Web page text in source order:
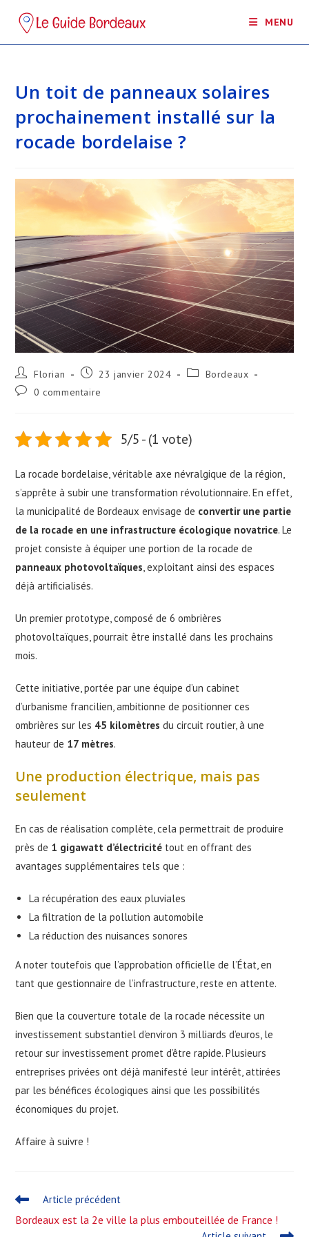
content
MENU
Un toit de panneaux solaires
prochainement installé sur la
rocade bordelaise ?
Auteur/autrice
de
la
Florian
Publication
23 janvier 2024
Post Bordeaux
Commentaires
publication :
0 commentaire
5/5 - (1 vote)
La rocade bordelaise, véritable axe névralgique de la région,
s’apprête à subir une transformation révolutionnaire. En effet,
la municipalité de Bordeaux envisage de convertir une partie
de la rocade en une infrastructure écologique novatrice. Le
projet consiste à équiper une portion de la rocade de
panneaux photovoltaïques, exploitant ainsi des espaces
déjà artificialisés.
Un premier prototype, composé de 6 ombrières
photovoltaïques, pourrait être installé dans les prochains
mois.
Cette initiative, portée par une équipe d’un cabinet
d’urbanisme francilien, ambitionne de positionner ces
ombrières sur les 45 kilomètres du circuit routier, à une
hauteur de 17 mètres.
Une production électrique, mais pas
seulement
En cas de réalisation complète, cela permettrait de produire
près de 1 gigawatt d’électricité tout en offrant des
avantages supplémentaires tels que :
La récupération des eaux pluviales
La filtration de la pollution automobile
La réduction des nuisances sonores
A noter toutefois que l’approbation officielle de l’État, en
tant que gestionnaire de l’infrastructure, reste en attente.
Bien que la couverture totale de la rocade nécessite un
investissement substantiel d’environ 3 milliards d’euros, le
retour sur investissement promet d’être rapide. Plusieurs
entreprises privées ont déjà manifesté leur intérêt, attirées
par les bénéfices écologiques ainsi que les possibilités
économiques du projet.
Affaire à suivre !
Read
articles
Article précédent
Bordeaux est la 2e ville la plus embouteillée de France !